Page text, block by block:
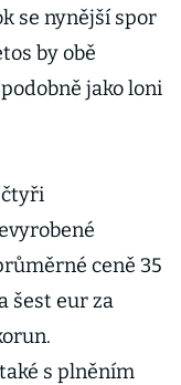
se nynější spor
by obě
jako loni
čtyři
ceně 35
šest eur za
s plněním